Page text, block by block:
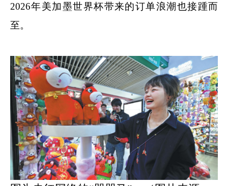
2026年美加墨世界杯带来的订单浪潮也接踵而
至。